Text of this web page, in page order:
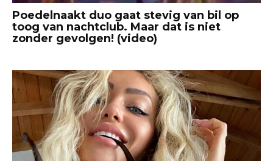
Poedelnaakt duo gaat stevig van bil op
toog van nachtclub. Maar dat is niet
zonder gevolgen! (video)